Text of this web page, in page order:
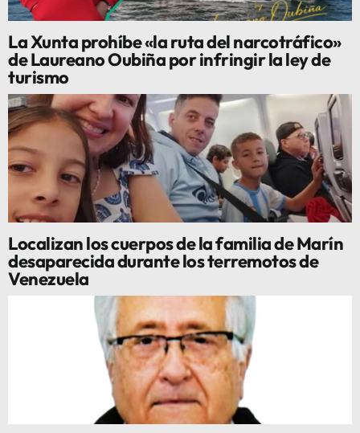
La Xunta prohíbe «la ruta del narcotráfico»
de Laureano Oubiña por infringir la ley de
turismo
Localizan los cuerpos de la familia de Marín
desaparecida durante los terremotos de
Venezuela